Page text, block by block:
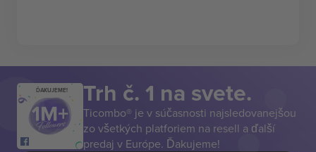
ĎAKUJEME! Trh č. 1 na svete.
Ticombo® je v súčasnosti najsledovanejšou
zo všetkých platforiem na resell a ďalší
predaj v Európe. Ďakujeme!